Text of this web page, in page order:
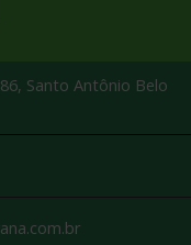
Santo Antônio Belo